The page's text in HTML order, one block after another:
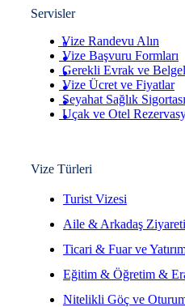
Servisler
Vize Randevu Alın
Vize Başvuru Formları
Gerekli Evrak ve
Vize Ücret ve Fiyatlar
Seyahat Sağlık Sigortası
Uçak ve Otel
Vize Türleri
Turist Vizesi
Aile & Arkadaş
Ticari & Fuar ve
Eğitim & Öğretim &
Nitelikli Göç ve